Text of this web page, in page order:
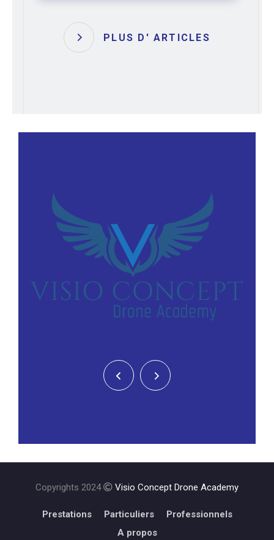
PLUS D' ARTICLES
Copyrights 2024 Visio Concept Drone Academy
Prestations Particuliers
Professionnels
A propos